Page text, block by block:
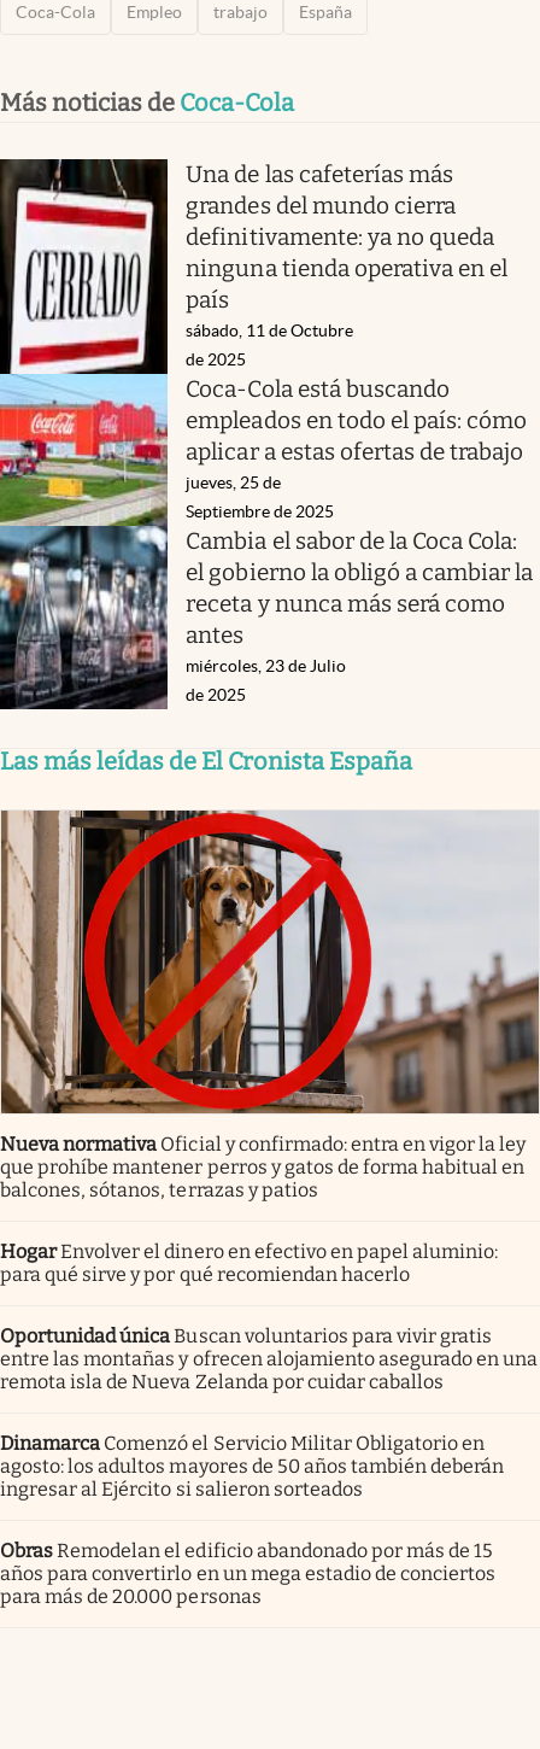
Coca-Cola Empleo trabajo España
Más noticias de Coca-Cola
Una de las cafeterías más
grandes del mundo cierra
definitivamente: ya no queda
ninguna tienda operativa en el
país
sábado, 11 de Octubre
de 2025
Coca-Cola está buscando
empleados en todo el país: cómo
aplicar a estas ofertas de trabajo
jueves, 25 de
Septiembre de 2025
Cambia el sabor de la Coca Cola:
el gobierno la obligó a cambiar la
receta y nunca más será como
antes
miércoles, 23 de Julio
de 2025
Las más leídas de El Cronista España
Nueva normativa Oficial y confirmado: entra en vigor la ley
que prohíbe mantener perros y gatos de forma habitual en
balcones, sótanos, terrazas y patios
HogarEnvolver el dinero en efectivo en papel aluminio:
para qué sirve y por qué recomiendan hacerlo
Oportunidad únicaBuscan voluntarios para vivir gratis
entre las montañas y ofrecen alojamiento asegurado en una
remota isla de Nueva Zelanda por cuidar caballos
Dinamarca Comenzó el Servicio Militar Obligatorio en
agosto: los adultos mayores de 50 años también deberán
ingresar al Ejército si salieron sorteados
ObrasRemodelan el edificio abandonado por más de 15
años para convertirlo en un mega estadio de conciertos
para más de 20.000 personas